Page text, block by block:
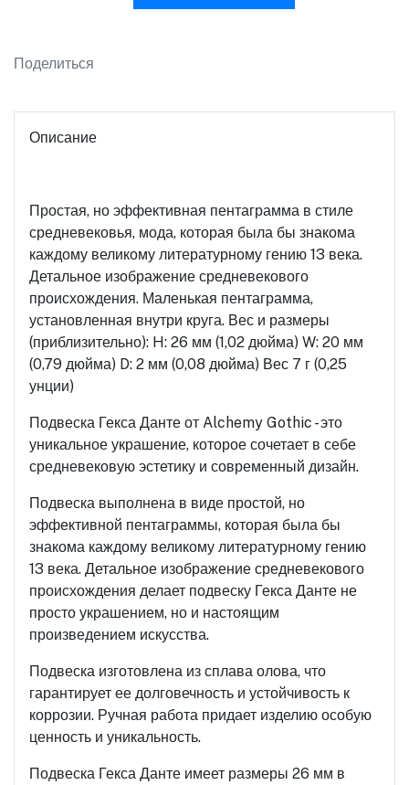
Поделиться
Описание
Простая, но эффективная пентаграмма в стиле
средневековья, мода, которая была бы знакома
каждому великому литературному гению 13 века.
Детальное изображение средневекового
происхождения. Маленькая пентаграмма,
установленная внутри круга. Вес и размеры
(приблизительно): H: 26 мм (1,02 дюйма) W: 20 мм
(0,79 дюйма) D: 2 мм (0,08 дюйма) Вес 7 г (0,25
унции)
Подвеска Гекса Данте от Alchemy Gothic - это
уникальное украшение, которое сочетает в себе
средневековую эстетику и современный дизайн.
Подвеска выполнена в виде простой, но
эффективной пентаграммы, которая была бы
знакома каждому великому литературному гению
13 века. Детальное изображение средневекового
происхождения делает подвеску Гекса Данте не
просто украшением, но и настоящим
произведением искусства.
Подвеска изготовлена из сплава олова, что
гарантирует ее долговечность и устойчивость к
коррозии. Ручная работа придает изделию особую
ценность и уникальность.
Подвеска Гекса Данте имеет размеры 26 мм в